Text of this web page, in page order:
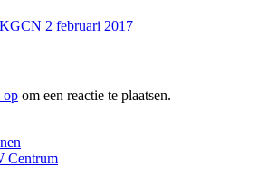
2 februari 2017
op om een reactie te plaatsen.